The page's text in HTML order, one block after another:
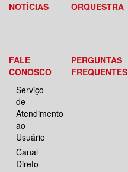
NOTÍCIAS ORQUESTRA
FALE
CONOSCO
Serviço
de
Atendimento
ao
Usuário
Canal
Direto
PERGUNTAS
FREQUENTES